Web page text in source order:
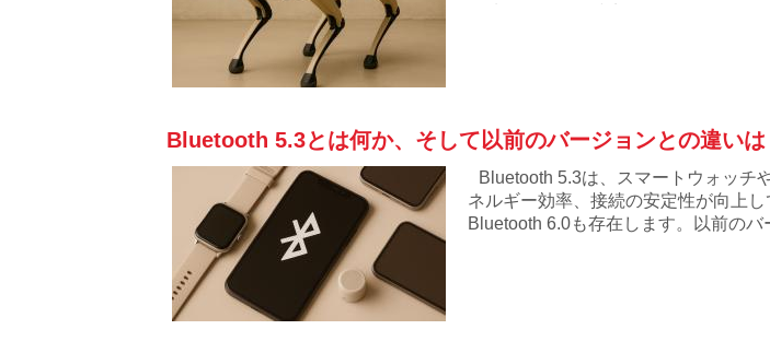
Bluetooth 5.3とは何か、そして以前のバージョンとの違いは
Bluetooth 5.3は、スマートウォッチ
ネルギー効率、接続の安定性が向上
Bluetooth 6.0も存在します。以前の